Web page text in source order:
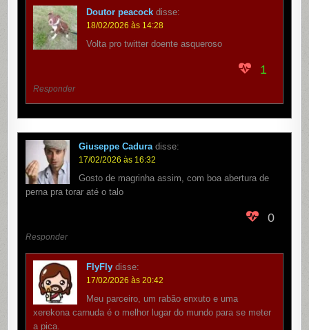
Doutor peacock disse:
18/02/2026 às 14:28
Volta pro twitter doente asqueroso
1
Responder
Giuseppe Cadura disse:
17/02/2026 às 16:32
Gosto de magrinha assim, com boa abertura de
perna pra torar até o talo
0
Responder
FlyFly disse:
17/02/2026 às 20:42
Meu parceiro, um rabão enxuto e uma
xerekona carnuda é o melhor lugar do mundo para se meter
a pica.